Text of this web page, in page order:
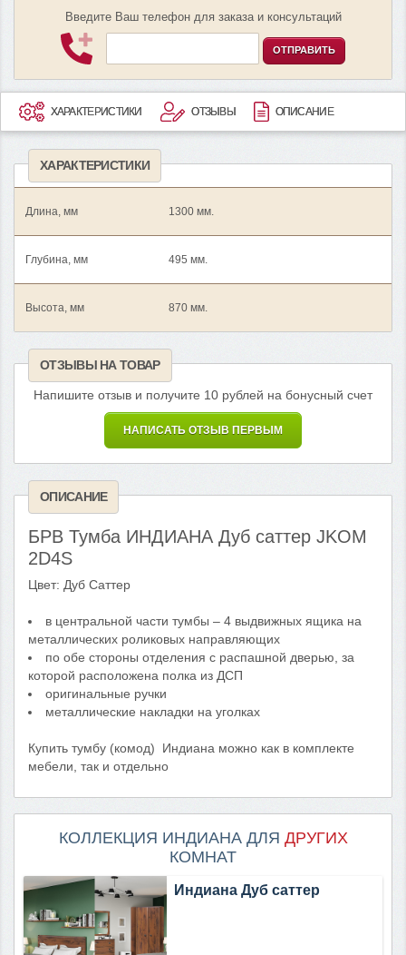
Введите Ваш телефон для заказа и консультаций
ОТПРАВИТЬ
ХАРАКТЕРИСТИКИ ОТЗЫВЫ ОПИСАНИЕ
ХАРАКТЕРИСТИКИ
Длина, мм 1300 мм.
Глубина, мм 495 мм.
Высота, мм 870 мм.
ОТЗЫВЫ НА ТОВАР
Напишите отзыв и получите 10 рублей на бонусный счет
НАПИСАТЬ ОТЗЫВ ПЕРВЫМ
ОПИСАНИЕ
БРВ Тумба ИНДИАНА Дуб саттер JKOM
2D4S
Цвет: Дуб Саттер
в центральной части тумбы – 4 выдвижных ящика на
металлических роликовых направляющих
по обе стороны отделения с распашной дверью, за
которой расположена полка из ДСП
оригинальные ручки
металлические накладки на уголках
Купить тумбу (комод) Индиана можно как в комплекте
мебели, так и отдельно
КОЛЛЕКЦИЯ ИНДИАНА ДЛЯ ДРУГИХ
КОМНАТ
Индиана Дуб саттер